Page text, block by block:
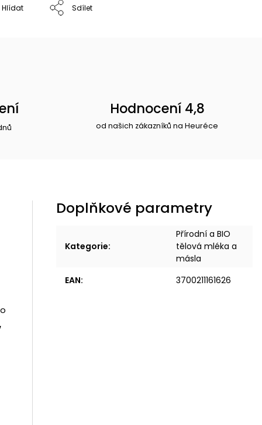
Hlídat Sdílet
Hodnocení 4,8
od našich zákazníků na Heuréce
Doplňkové parametry
Kategorie:
Přírodní a BIO
tělová mléka a
másla
EAN: 3700211161626